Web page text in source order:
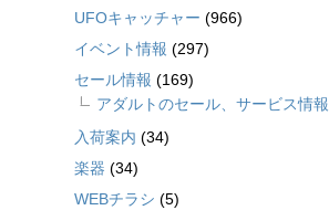
UFOキャッチャー (966)
イベント情報 (297)
セール情報 (169)
アダルトのセール、サービス情報
入荷案内 (34)
楽器 (34)
WEBチラシ (5)